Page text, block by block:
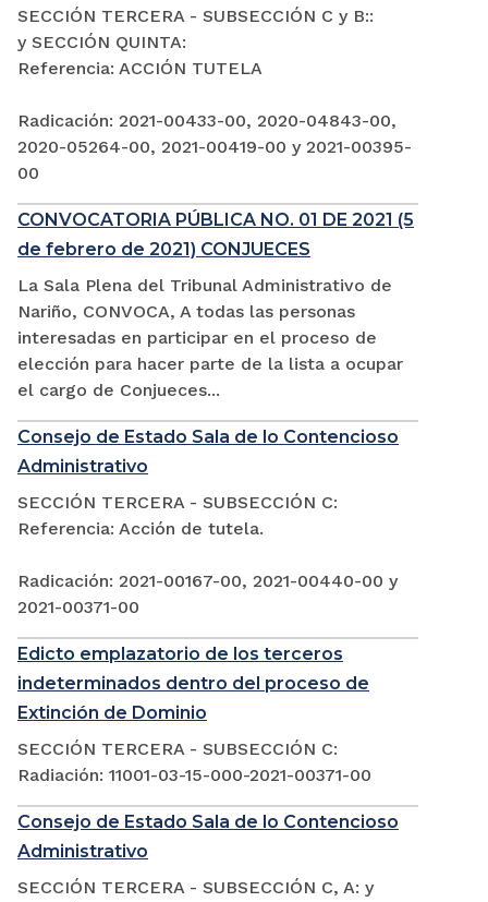
SECCIÓN TERCERA - SUBSECCIÓN C y B::
y SECCIÓN QUINTA:
Referencia: ACCIÓN TUTELA
Radicación: 2021-00433-00, 2020-04843-00,
2020-05264-00, 2021-00419-00 y 2021-00395-
00
CONVOCATORIA PÚBLICA NO. 01 DE 2021 (5
de febrero de 2021) CONJUECES
La Sala Plena del Tribunal Administrativo de
Nariño, CONVOCA, A todas las personas
interesadas en participar en el proceso de
elección para hacer parte de la lista a ocupar
el cargo de Conjueces...
Consejo de Estado Sala de lo Contencioso
Administrativo
SECCIÓN TERCERA - SUBSECCIÓN C:
Referencia: Acción de tutela.
Radicación: 2021-00167-00, 2021-00440-00 y
2021-00371-00
Edicto emplazatorio de los terceros
indeterminados dentro del proceso de
Extinción de Dominio
SECCIÓN TERCERA - SUBSECCIÓN C:
Radiación: 11001-03-15-000-2021-00371-00
Consejo de Estado Sala de lo Contencioso
Administrativo
SECCIÓN TERCERA - SUBSECCIÓN C, A: y